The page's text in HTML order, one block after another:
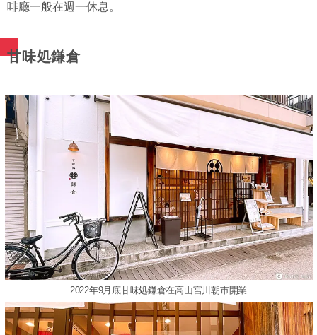
啡廳一般在週一休息。
甘味処鎌倉
2022年9月底甘味処鎌倉在高山宮川朝市開業